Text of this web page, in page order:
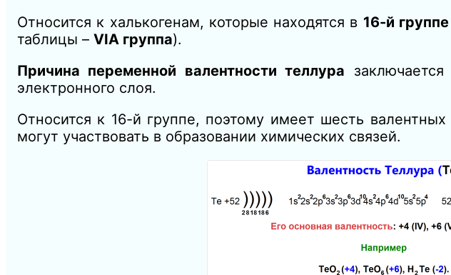
Относится к халькогенам, которые находятся в 16-й группе
таблицы – VIA группа).
Причина переменной валентности теллура
электронного слоя.
Относится к 16-й группе, поэтому имеет шесть
могут участвовать в образовании химических связей.